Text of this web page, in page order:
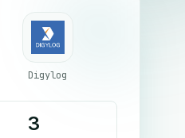
Digylog
3